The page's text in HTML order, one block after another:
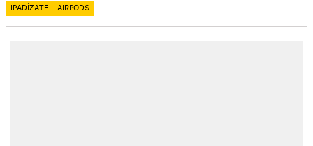
IPADÍZATE AIRPODS